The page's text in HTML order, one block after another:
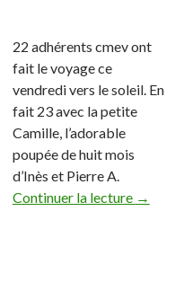
22 adhérents cmev ont
fait le voyage ce
vendredi vers le soleil. En
fait 23 avec la petite
Camille, l’adorable
poupée de huit mois
d’Inès et Pierre A.
Continuer la lecture →